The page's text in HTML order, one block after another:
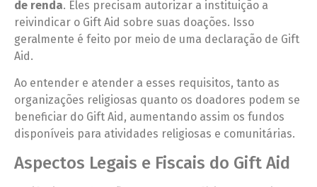
de renda. Eles precisam autorizar a instituição a
reivindicar o Gift Aid sobre suas doações. Isso
geralmente é feito por meio de uma declaração de Gift
Aid.
Ao entender e atender a esses requisitos, tanto as
organizações religiosas quanto os doadores podem se
beneficiar do Gift Aid, aumentando assim os fundos
disponíveis para atividades religiosas e comunitárias.
Aspectos Legais e Fiscais do Gift Aid